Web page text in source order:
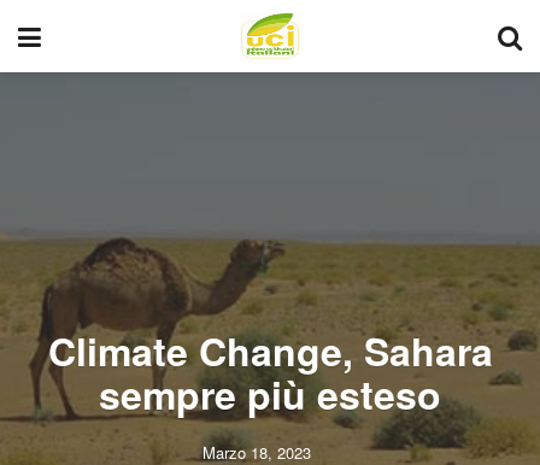
Climate Change, Sahara
sempre più esteso
Marzo 18, 2023